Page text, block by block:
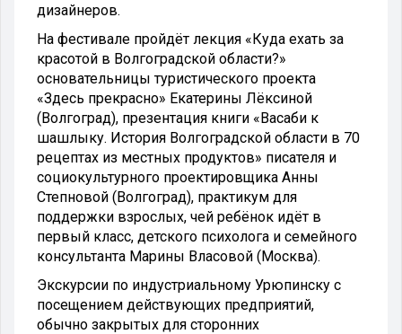
дизайнеров.
На фестивале пройдёт лекция «Куда ехать за
красотой в Волгоградской области?»
основательницы туристического проекта
«Здесь прекрасно» Екатерины Лёксиной
(Волгоград), презентация книги «Васаби к
шашлыку. История Волгоградской области в 70
рецептах из местных продуктов» писателя и
социокультурного проектировщика Анны
Степновой (Волгоград), практикум для
поддержки взрослых, чей ребёнок идёт в
первый класс, детского психолога и семейного
консультанта Марины Власовой (Москва).
Экскурсии по индустриальному Урюпинску с
посещением действующих предприятий,
обычно закрытых для сторонних